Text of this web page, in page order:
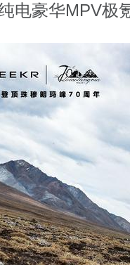
电豪华MPV极